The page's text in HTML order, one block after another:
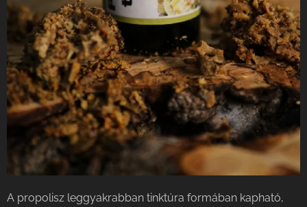
A propolisz leggyakrabban tinktúra formában kapható,